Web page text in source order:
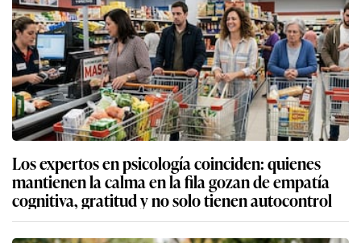
Los expertos en psicología coinciden: quienes
mantienen la calma en la fila gozan de empatía
cognitiva, gratitud y no solo tienen autocontrol